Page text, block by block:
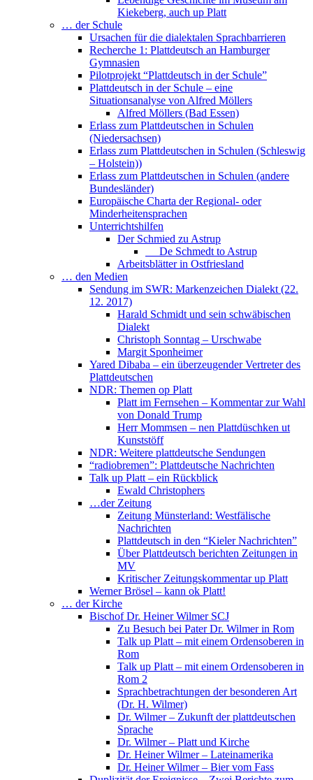
Kiekeberg, auch up Platt
… der Schule
Ursachen für die dialektalen Sprachbarrieren
Recherche 1: Plattdeutsch an Hamburger
Gymnasien
Pilotprojekt “Plattdeutsch in der Schule”
Plattdeutsch in der Schule – eine
Situationsanalyse von Alfred Möllers
Alfred Möllers (Bad Essen)
Erlass zum Plattdeutschen in Schulen
(Niedersachsen)
Erlass zum Plattdeutschen in Schulen (Schleswig
– Holstein))
Erlass zum Plattdeutschen in Schulen (andere
Bundesländer)
Europäische Charta der Regional- oder
Minderheitensprachen
Unterrichtshilfen
Der Schmied zu Astrup
De Schmedt to Astrup
Arbeitsblätter in Ostfriesland
… den Medien
Sendung im SWR: Markenzeichen Dialekt (22.
12. 2017)
Harald Schmidt und sein schwäbischen
Dialekt
Christoph Sonntag – Urschwabe
Margit Sponheimer
Yared Dibaba – ein überzeugender Vertreter des
Plattdeutschen
NDR: Themen op Platt
Platt im Fernsehen – Kommentar zur Wahl
von Donald Trump
Herr Mommsen – nen Plattdüschken ut
Kunststöff
NDR: Weitere plattdeutsche Sendungen
“radiobremen”: Plattdeutsche Nachrichten
Talk up Platt – ein Rückblick
Ewald Christophers
…der Zeitung
Zeitung Münsterland: Westfälische
Nachrichten
Plattdeutsch in den “Kieler Nachrichten”
Über Plattdeutsch berichten Zeitungen in
MV
Kritischer Zeitungskommentar up Platt
Werner Brösel – kann ok Platt!
… der Kirche
Bischof Dr. Heiner Wilmer SCJ
Zu Besuch bei Pater Dr. Wilmer in Rom
Talk up Platt – mit einem Ordensoberen in
Rom
Talk up Platt – mit einem Ordensoberen in
Rom 2
Sprachbetrachtungen der besonderen Art
(Dr. H. Wilmer)
Dr. Wilmer – Zukunft der plattdeutschen
Sprache
Dr. Wilmer – Platt und Kirche
Dr. Heiner Wilmer – Lateinamerika
Dr. Heiner Wilmer – Bier vom Fass